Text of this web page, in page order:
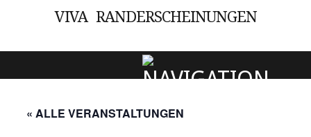
VIVA RANDERSCHEINUNGEN
« ALLE VERANSTALTUNGEN